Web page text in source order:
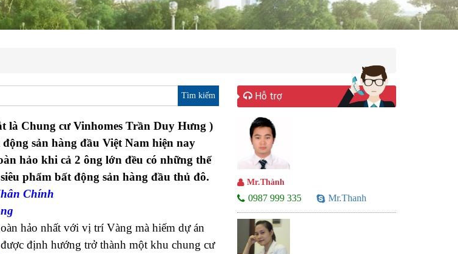
là Chung cư Vinhomes Trần Duy Hưng )
sản hàng đầu Việt Nam hiện nay
hảo khi cả 2 ông lớn đều có những thế
phẩm bất động sản hàng đầu thủ đô.
Chính
hảo nhất với vị trí Vàng mà hiếm dự án
được định hướng trở thành một khu chung cư
Hỗ trợ
Mr.Thành
0987 999 335 Mr.Thanh